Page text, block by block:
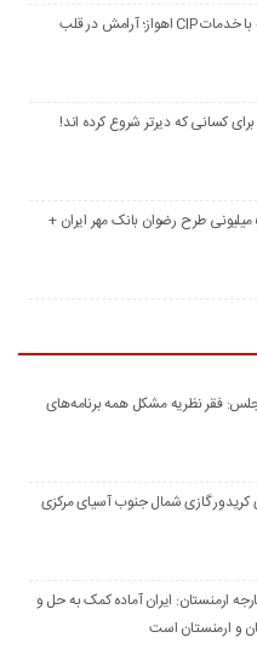
تجربه سفری بی‌دغدغه با خدمات CIP اهواز؛ آرامش در قلب
کسانی که دیرتر شروع کرده اند!
همه چیز درباره وام ۵۰۰ میلیونی طرح رضوان بانک مهر ایران +
فقر نظریه مشکل همه برنامه‌های
کریدور گازی شمال جنوب آسیای مرکزی
ارمنستان: ایران آماده کمک به حل و
و ارمنستان است